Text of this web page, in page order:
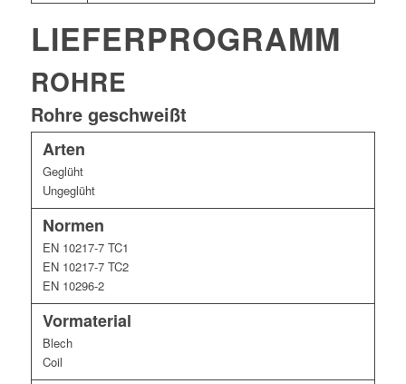
LIEFERPROGRAMM
ROHRE
Rohre geschweißt
Arten
Geglüht
Ungeglüht
Normen
EN 10217-7 TC1
EN 10217-7 TC2
EN 10296-2
Vormaterial
Blech
Coil